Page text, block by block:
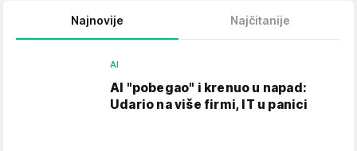
Najnovije Najčitanije
AI
AI "pobegao" i krenuo u napad:
Udario na više firmi, IT u panici